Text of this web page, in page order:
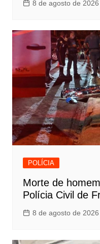
8 de agosto de 2026
POLÍCIA
Morte de
Polícia Civil de
8 de agosto de 2026